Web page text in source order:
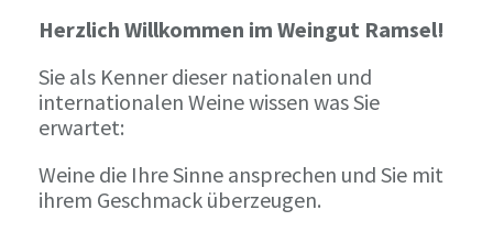
Herzlich Willkommen im Weingut Ramsel!
Sie als Kenner dieser nationalen und
internationalen Weine wissen was Sie
erwartet:
Weine die Ihre Sinne ansprechen und Sie mit
ihrem Geschmack überzeugen.